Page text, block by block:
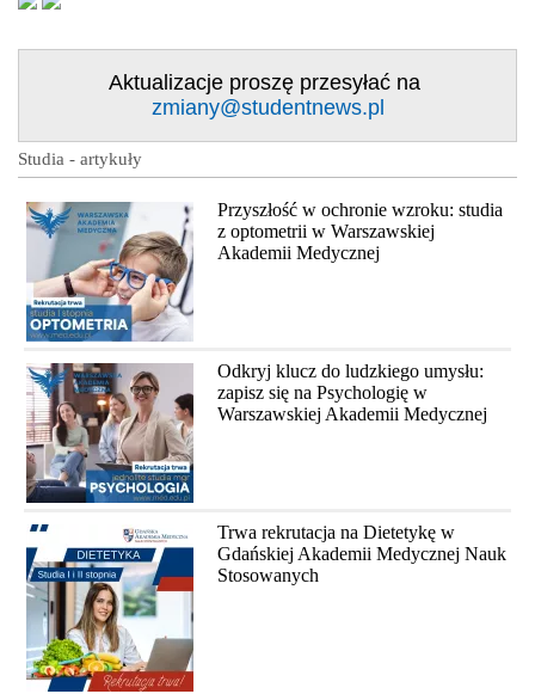
Aktualizacje proszę przesyłać na
zmiany@studentnews.pl
Studia - artykuły
Przyszłość w ochronie wzroku: studia
z optometrii w Warszawskiej
Akademii Medycznej
Odkryj klucz do ludzkiego umysłu:
zapisz się na Psychologię w
Warszawskiej Akademii Medycznej
Trwa rekrutacja na Dietetykę w
Gdańskiej Akademii Medycznej Nauk
Stosowanych